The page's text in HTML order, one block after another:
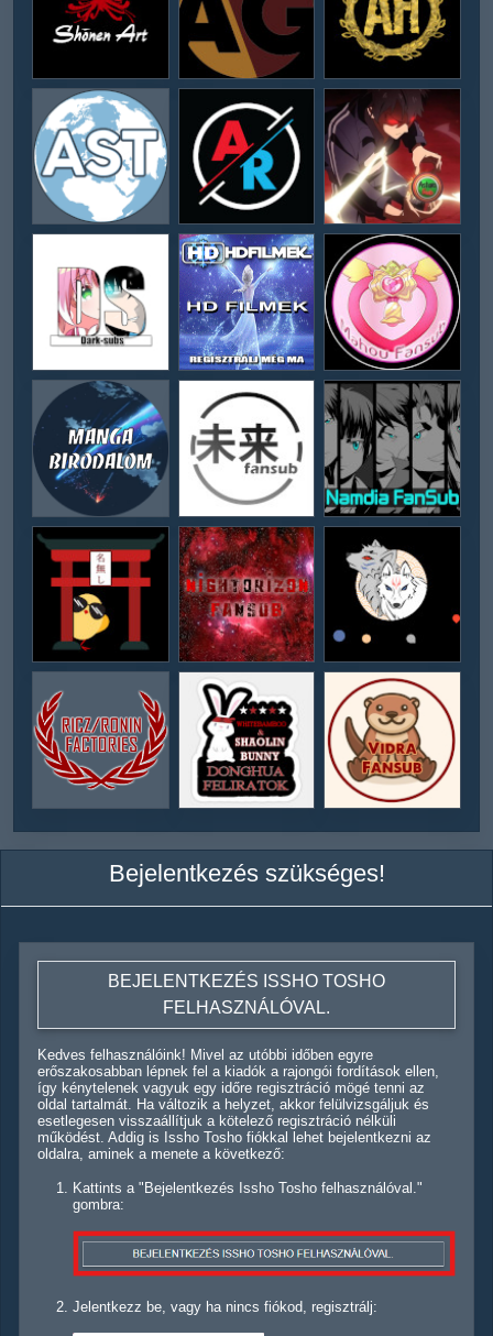
Bejelentkezés szükséges!
BEJELENTKEZÉS ISSHO TOSHO
FELHASZNÁLÓVAL.
Kedves felhasználóink! Mivel az utóbbi időben egyre
erőszakosabban lépnek fel a kiadók a rajongói fordítások ellen,
így kénytelenek vagyuk egy időre regisztráció mögé tenni az
oldal tartalmát. Ha változik a helyzet, akkor felülvizsgáljuk és
esetlegesen visszaállítjuk a kötelező regisztráció nélküli
működést. Addig is Issho Tosho fiókkal lehet bejelentkezni az
oldalra, aminek a menete a következő:
Kattints a "Bejelentkezés Issho Tosho felhasználóval."
gombra:
Jelentkezz be, vagy ha nincs fiókod, regisztrálj: